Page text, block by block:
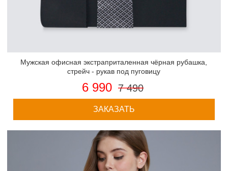
Мужская офисная экстраприталенная чёрная рубашка,
стрейч - рукав под пуговицу
6 990 7 490
ЗАКАЗАТЬ